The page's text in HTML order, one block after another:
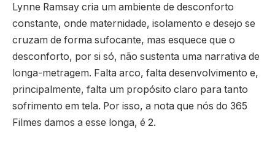
Lynne Ramsay cria um ambiente de desconforto
constante, onde maternidade, isolamento e desejo se
cruzam de forma sufocante, mas esquece que o
desconforto, por si só, não sustenta uma narrativa de
longa-metragem. Falta arco, falta desenvolvimento e,
principalmente, falta um propósito claro para tanto
sofrimento em tela. Por isso, a nota que nós do 365
Filmes damos a esse longa, é 2.